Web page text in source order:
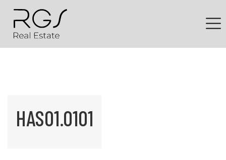
HAS01.0101